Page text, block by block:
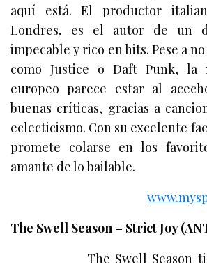
aquí está. El productor
Londres, es el autor de un
impecable y rico en hits. Pese a
como Justice o Daft Punk, la
europeo parece estar al
buenas críticas, gracias a
eclecticismo. Con su excelente
promete colarse en los
amante de lo bailable.
The Swell Season – Strict Joy
The Swell Season